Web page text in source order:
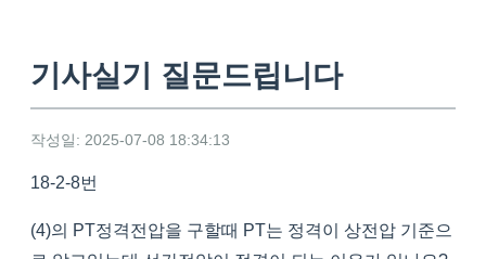
기사실기 질문드립니다
작성일: 2025-07-08 18:34:13
18-2-8번
(4)의 PT정격전압을 구할때 PT는 정격이 상전압 기준으